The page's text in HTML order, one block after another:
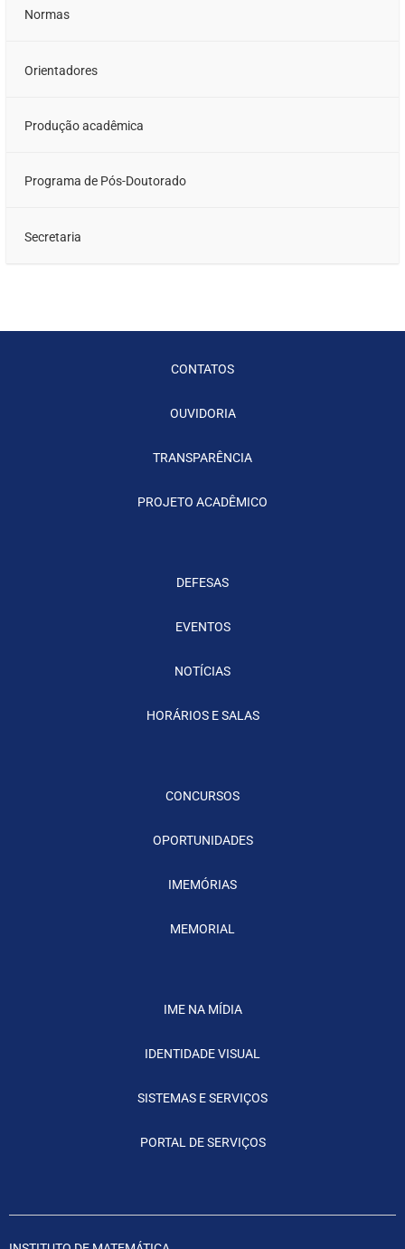
Normas
Orientadores
Produção acadêmica
Programa de Pós-Doutorado
Secretaria
CONTATOS
OUVIDORIA
TRANSPARÊNCIA
PROJETO ACADÊMICO
DEFESAS
EVENTOS
NOTÍCIAS
HORÁRIOS E SALAS
CONCURSOS
OPORTUNIDADES
IMEMÓRIAS
MEMORIAL
IME NA MÍDIA
IDENTIDADE VISUAL
SISTEMAS E SERVIÇOS
PORTAL DE SERVIÇOS